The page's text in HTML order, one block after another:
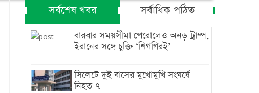
সর্বশেষ খবর সর্বাধিক পঠিত
বারবার সময়সীমা পেরোলেও অনড় ট্রাম্প,
ইরানের সঙ্গে চুক্তি ‘শিগগিরই’
সিলেটে দুই বাসের মুখোমুখি সংঘর্ষে
নিহত ৭